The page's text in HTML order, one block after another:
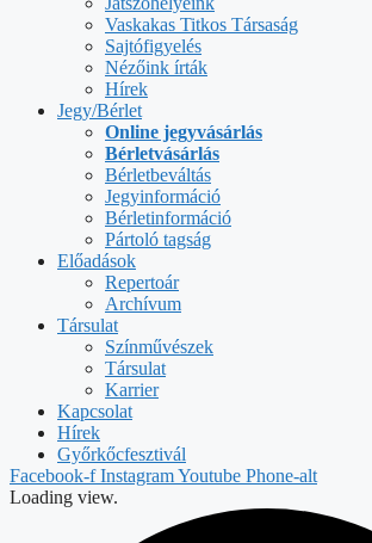
Vaskakas Titkos Társaság
Sajtófigyelés
Nézőink írták
Hírek
Jegy/Bérlet
Online jegyvásárlás
Bérletvásárlás
Bérletbeváltás
Jegyinformáció
Bérletinformáció
Pártoló tagság
Előadások
Repertoár
Archívum
Társulat
Színművészek
Társulat
Karrier
Kapcsolat
Hírek
Győrkőcfesztivál
Facebook-f InstagramYoutube Phone-alt
Loading view.